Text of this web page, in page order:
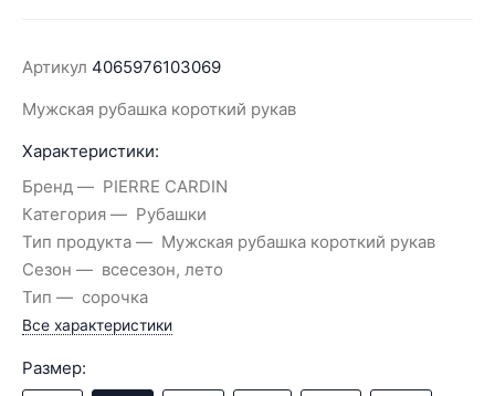
Артикул 4065976103069
Мужская рубашка короткий рукав
Характеристики:
Бренд
PIERRE CARDIN
Категория
Рубашки
Тип продукта
Мужская рубашка короткий рукав
Сезон
всесезон, лето
Тип
сорочка
Все характеристики
Размер: